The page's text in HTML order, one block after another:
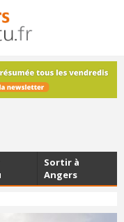
vendredi dans
Sortir à
Angers